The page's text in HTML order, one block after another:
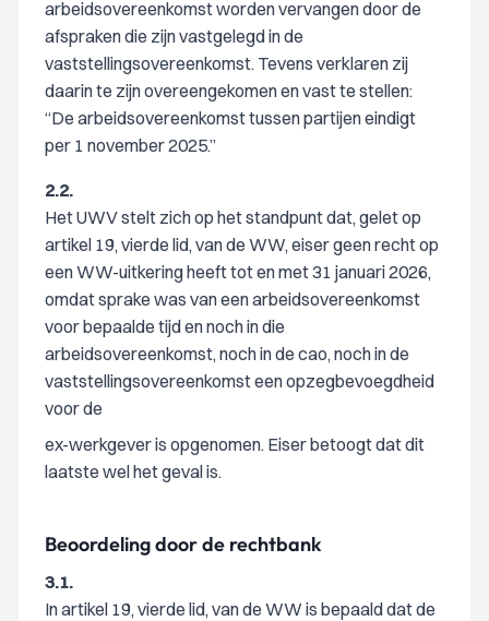
arbeidsovereenkomst worden vervangen door de
afspraken die zijn vastgelegd in de
vaststellingsovereenkomst. Tevens verklaren zij
daarin te zijn overeengekomen en vast te stellen:
“De arbeidsovereenkomst tussen partijen eindigt
per 1 november 2025.”
2.2.
Het UWV stelt zich op het standpunt dat, gelet op
artikel 19, vierde lid, van de WW, eiser geen recht op
een WW-uitkering heeft tot en met 31 januari 2026,
omdat sprake was van een arbeidsovereenkomst
voor bepaalde tijd en noch in die
arbeidsovereenkomst, noch in de cao, noch in de
vaststellingsovereenkomst een opzegbevoegdheid
voor de
ex-werkgever is opgenomen. Eiser betoogt dat dit
laatste wel het geval is.
Beoordeling door de rechtbank
3.1.
In artikel 19, vierde lid, van de WW is bepaald dat de